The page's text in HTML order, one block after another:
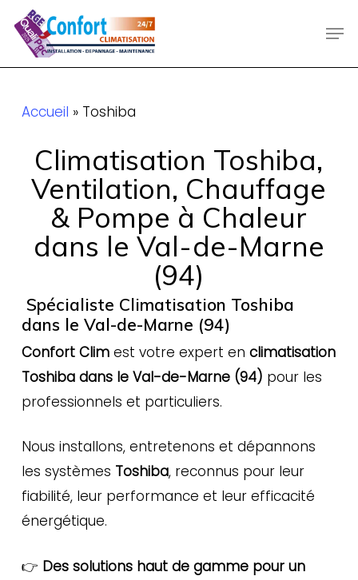
Skip
main
Accueil » Toshiba
Climatisation Toshiba,
Ventilation, Chauffage
& Pompe à Chaleur
dans le Val-de-Marne
(94)
Spécialiste Climatisation Toshiba
dans le Val-de-Marne (94)
Confort Climest votre expert en climatisation
Toshiba dans le Val-de-Marne (94) pour les
professionnels et particuliers.
Nous installons, entretenons et dépannons
les systèmes Toshiba, reconnus pour leur
fiabilité, leur performance et leur efficacité
énergétique.
👉 Des solutions haut de gamme pour un